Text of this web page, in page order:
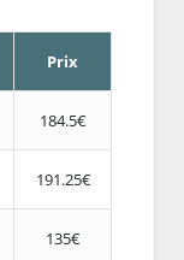
Prix
184.5€
191.25€
135€